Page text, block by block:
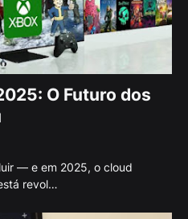
O Futuro dos
— e em 2025, o cloud
revol…